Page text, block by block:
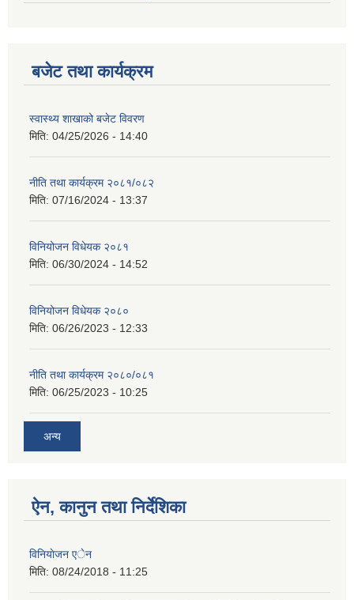
बजेट तथा कार्यक्रम
स्वास्थ्य शाखाको बजेट विवरण
मिति: 04/25/2026 - 14:40
नीति तथा कार्यक्रम २०८१/०८२
मिति: 07/16/2024 - 13:37
विनियोजन विधेयक २०८१
मिति: 06/30/2024 - 14:52
विनियोजन विधेयक २०८०
मिति: 06/26/2023 - 12:33
नीति तथा कार्यक्रम २०८०/०८१
मिति: 06/25/2023 - 10:25
अन्य
ऐन, कानुन तथा निर्देशिका
विनियाेजन एेन
मिति: 08/24/2018 - 11:25